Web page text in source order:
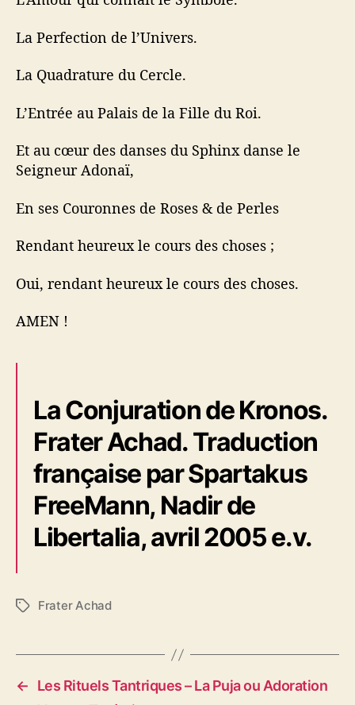
La Perfection de l’Univers.
La Quadrature du Cercle.
L’Entrée au Palais de la Fille du Roi.
Et au cœur des danses du Sphinx danse le
Seigneur Adonaï,
En ses Couronnes de Roses & de Perles
Rendant heureux le cours des choses ;
Oui, rendant heureux le cours des choses.
AMEN !
La Conjuration de Kronos.
Frater Achad. Traduction
française par Spartakus
FreeMann, Nadir de
Libertalia, avril 2005 e.v.
É
q
e
Frater Achad
←
Les Rituels Tantriques – La Puja ou Adoration